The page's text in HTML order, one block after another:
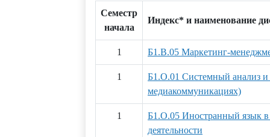
Семестр
начала
Индекс* и наименование
1 Б1.В.05 Маркетинг-
1
Б1.О.01 Системный анализ
медиакоммуникациях)
1
Б1.О.05 Иностранный язык в
деятельности